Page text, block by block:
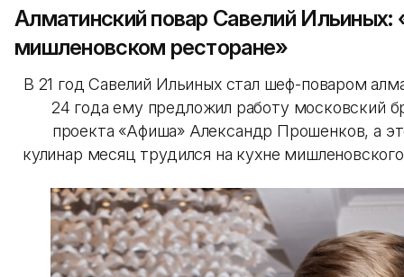
Алматинский повар Савелий Ильиных:
мишленовском ресторане»
В 21 год Савелий Ильиных стал шеф-поваром
24 года ему предложил работу московский
проекта «Афиша» Александр Прошенков, а
кулинар месяц трудился на кухне